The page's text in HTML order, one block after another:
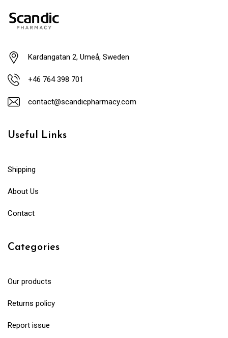
Kardangatan 2, Umeå, Sweden
+46 764 398 701
contact@scandicpharmacy.com
Useful Links
Shipping
About Us
Contact
Categories
Our products
Returns policy
Report issue